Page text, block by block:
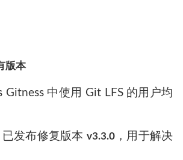
版本
Gitness 中使用 Git LFS 的用户均
已发布修复版本 v3.3.0，用于解决